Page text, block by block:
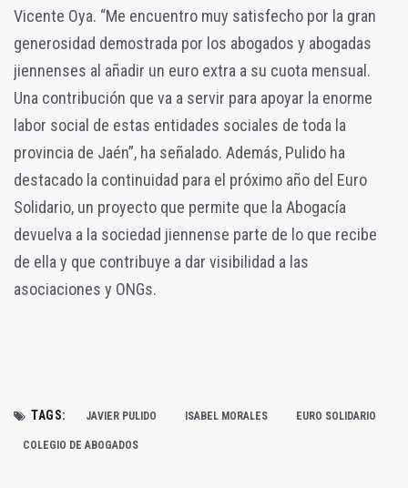
Vicente Oya. “Me encuentro muy satisfecho por la gran
generosidad demostrada por los abogados y abogadas
jiennenses al añadir un euro extra a su cuota mensual.
Una contribución que va a servir para apoyar la enorme
labor social de estas entidades sociales de toda la
provincia de Jaén”, ha señalado. Además, Pulido ha
destacado la continuidad para el próximo año del Euro
Solidario, un proyecto que permite que la Abogacía
devuelva a la sociedad jiennense parte de lo que recibe
de ella y que contribuye a dar visibilidad a las
asociaciones y ONGs.
TAGS: JAVIER PULIDO ISABEL MORALES EURO SOLIDARIO
COLEGIO DE ABOGADOS